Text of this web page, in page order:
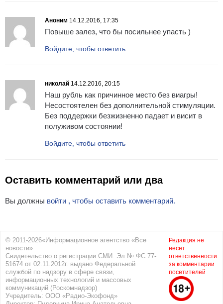
Аноним 14.12.2016, 17:35
Повыше залез, что бы посильнее упасть )
Войдите, чтобы ответить
николай 14.12.2016, 20:15
Наш рубль как причинное место без виагры!
Несостоятелен без дополнительной стимуляции.
Без поддержки безжизненно падает и висит в
полуживом состоянии!
Войдите, чтобы ответить
Оставить комментарий или два
Вы должны войти , чтобы оставить комментарий.
© 2011-2026«Информационное агентство «Все
новости»
Свидетельство о регистрации СМИ: Эл № ФС 77-
51674 от 02.11.2012г. выдано Федеральной
службой по надзору в сфере связи,
информационных технологий и массовых
коммуникаций (Роскомнадзор)
Учредитель: ООО «Радио-Экофонд»
Редакция не
несет
ответственности
за комментарии
посетителей